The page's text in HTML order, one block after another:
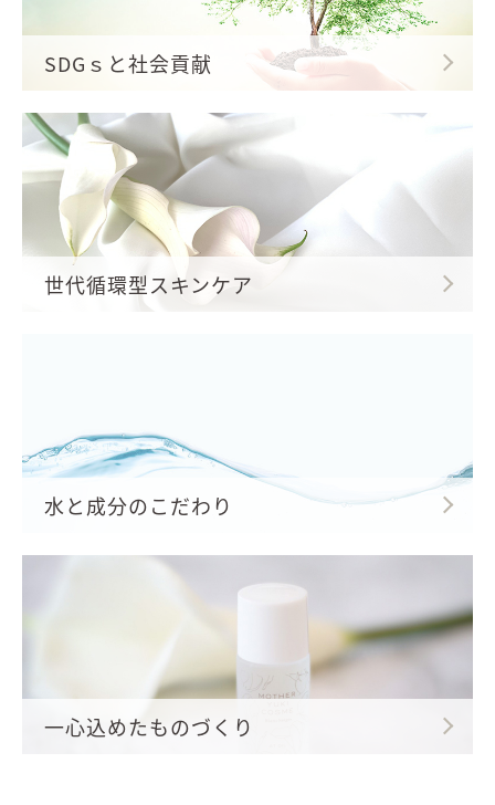
SDGｓと社会貢献
世代循環型スキンケア
水と成分のこだわり
一心込めたものづくり